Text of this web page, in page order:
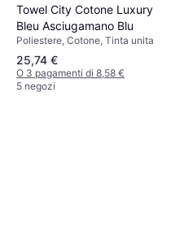
Towel City Cotone Luxury
Bleu Asciugamano Blu
Poliestere, Cotone, Tinta unita
25,74 €
O 3 pagamenti di 8,58 €
5 negozi